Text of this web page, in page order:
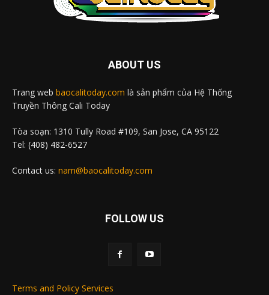
ABOUT US
Trang web baocalitoday.com là sản phẩm của Hệ Thống
Truyền Thông Cali Today
Tòa soạn: 1310 Tully Road #109, San Jose, CA 95122
Tel: (408) 482-6527
Contact us: nam@baocalitoday.com
FOLLOW US
Terms and Policy Services